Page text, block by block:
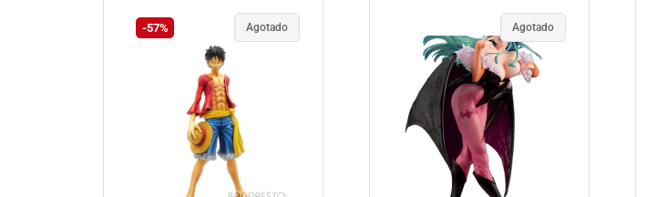
-57% Agotado Agotado